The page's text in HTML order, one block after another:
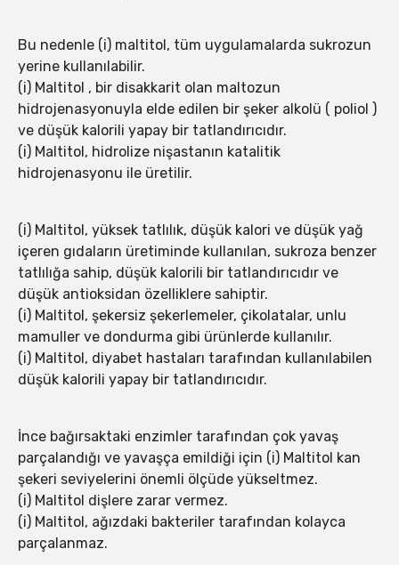
Bu nedenle (i) maltitol, tüm uygulamalarda sukrozun
yerine kullanılabilir.
(i) Maltitol , bir disakkarit olan maltozun
hidrojenasyonuyla elde edilen bir şeker alkolü ( poliol )
ve düşük kalorili yapay bir tatlandırıcıdır.
(i) Maltitol, hidrolize nişastanın katalitik
hidrojenasyonu ile üretilir.
(i) Maltitol, yüksek tatlılık, düşük kalori ve düşük yağ
içeren gıdaların üretiminde kullanılan, sukroza benzer
tatlılığa sahip, düşük kalorili bir tatlandırıcıdır ve
düşük antioksidan özelliklere sahiptir.
(i) Maltitol, şekersiz şekerlemeler, çikolatalar, unlu
mamuller ve dondurma gibi ürünlerde kullanılır.
(i) Maltitol, diyabet hastaları tarafından kullanılabilen
düşük kalorili yapay bir tatlandırıcıdır.
İnce bağırsaktaki enzimler tarafından çok yavaş
parçalandığı ve yavaşça emildiği için (i) Maltitol kan
şekeri seviyelerini önemli ölçüde yükseltmez.
(i) Maltitol dişlere zarar vermez.
(i) Maltitol, ağızdaki bakteriler tarafından kolayca
parçalanmaz.